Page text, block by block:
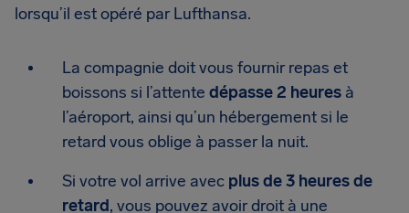
lorsqu’il est opéré par Lufthansa.
La compagnie doit vous fournir repas et
boissons si l’attente dépasse 2 heures à
l’aéroport, ainsi qu’un hébergement si le
retard vous oblige à passer la nuit.
Si votre vol arrive avec plus de 3 heures de
retard, vous pouvez avoir droit à une